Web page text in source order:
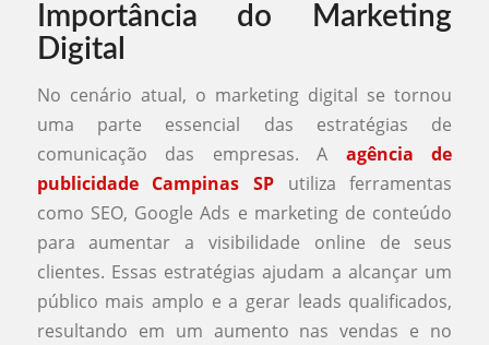
Importância do Marketing
Digital
No cenário atual, o marketing digital se tornou
uma parte essencial das estratégias de
comunicação das empresas. A agência de
publicidade Campinas SP utiliza ferramentas
como SEO, Google Ads e marketing de conteúdo
para aumentar a visibilidade online de seus
clientes. Essas estratégias ajudam a alcançar um
público mais amplo e a gerar leads qualificados,
resultando em um aumento nas vendas e no